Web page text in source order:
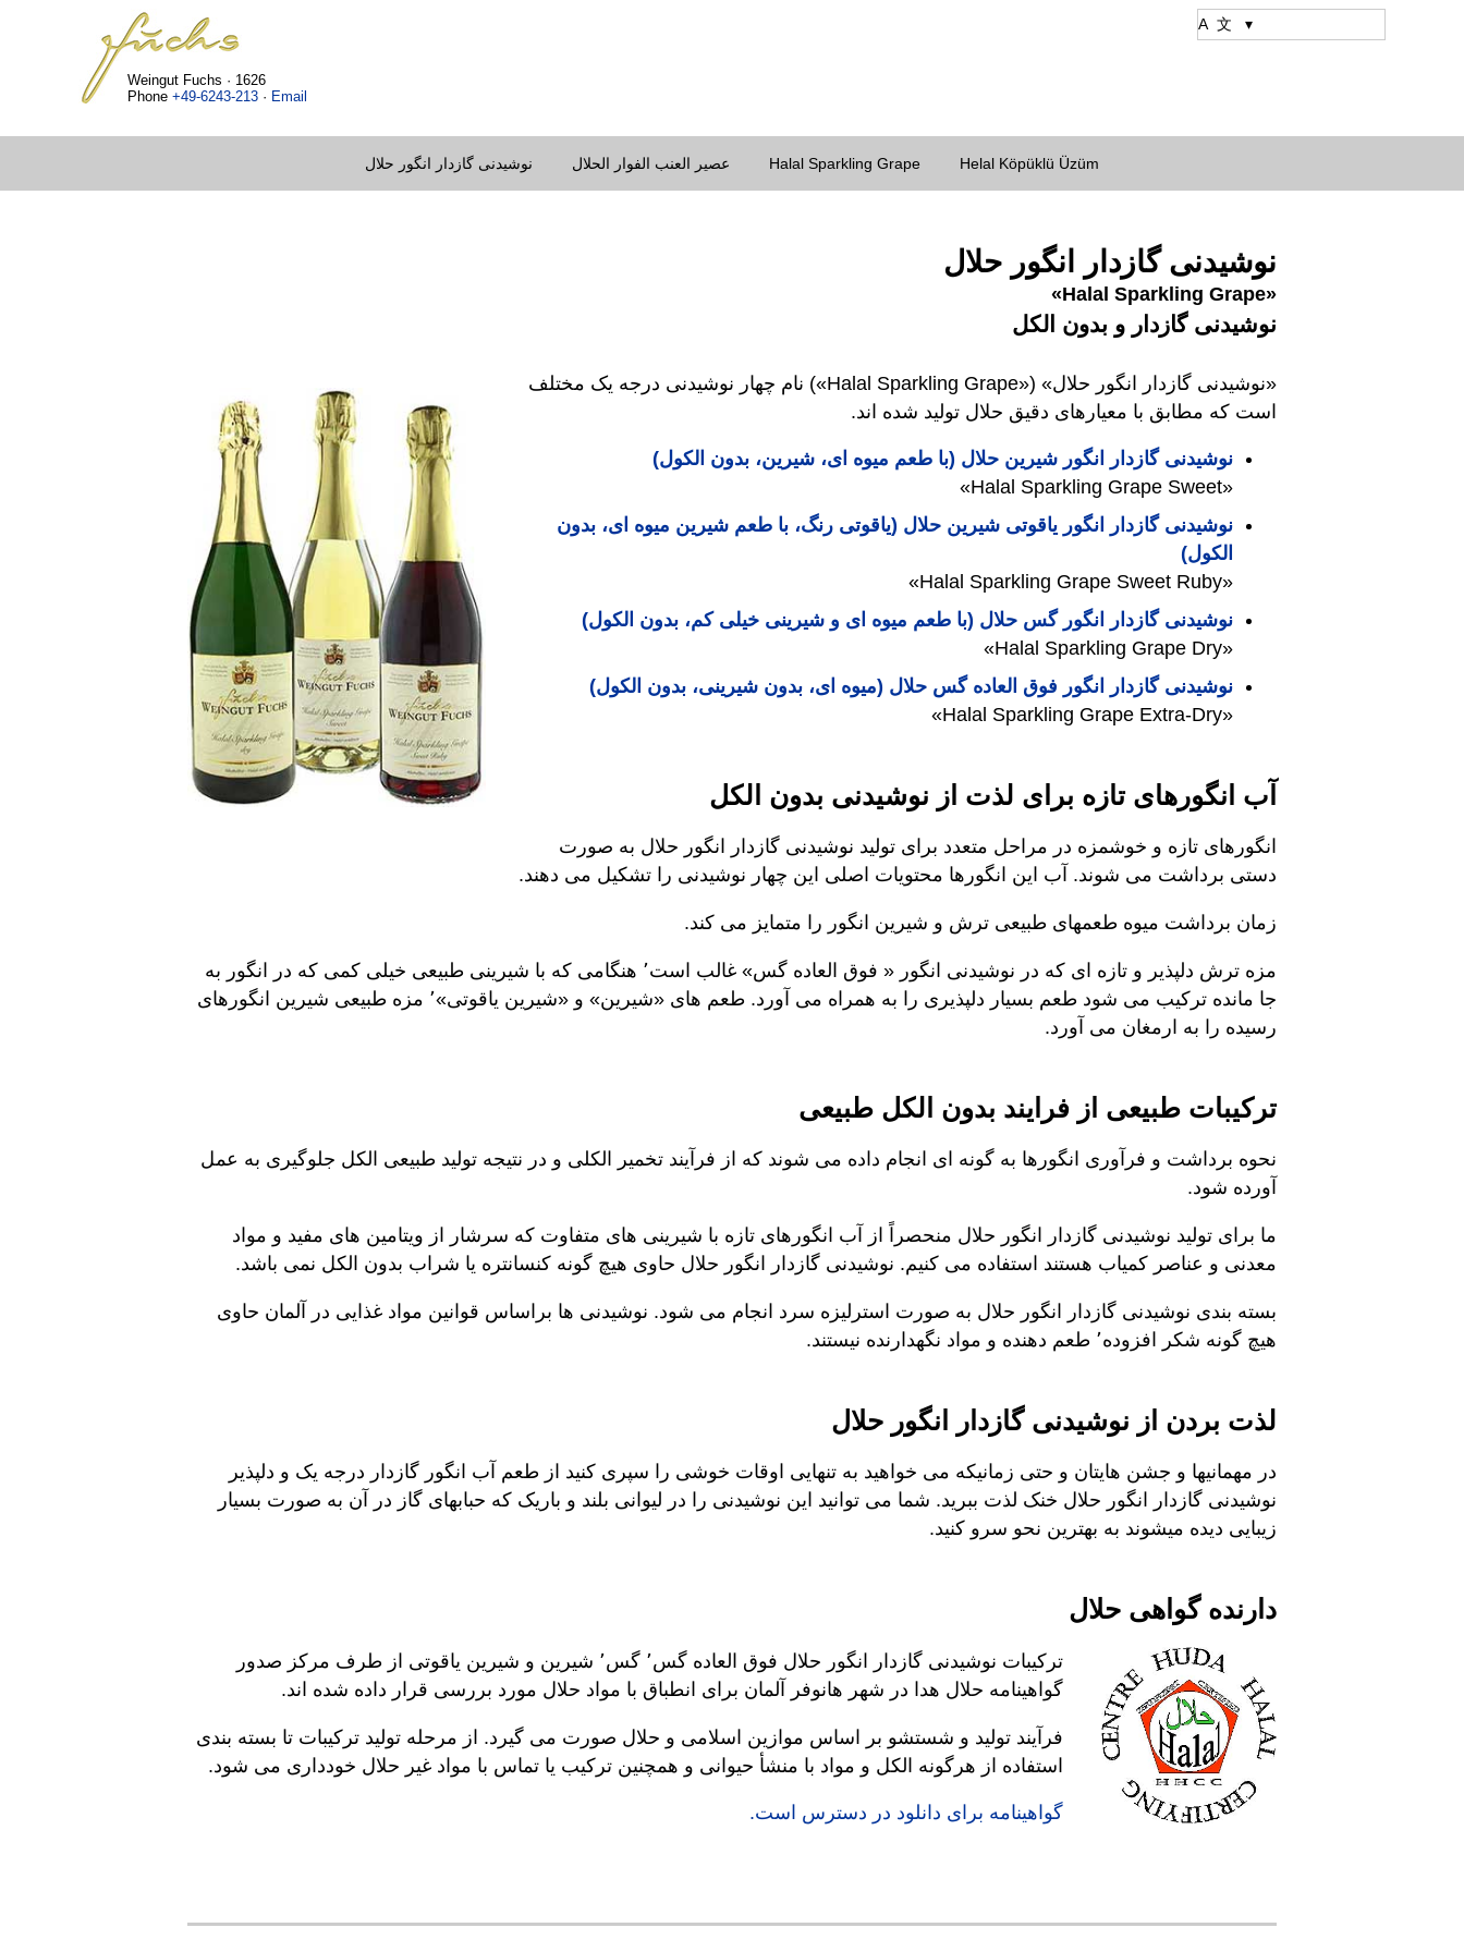
Weingut Fuchs · 1626
Phone +49-6243-213· Email
نوشیدنی گازدار انگور حلال عصير العنب الفوار الحلال Halal Sparkling Grape Helal Köpüklü Üzüm
نوشیدنی گازدار انگور حلال
«Halal Sparkling Grape»
نوشیدنی گازدار و بدون الکل
«نوشیدنی گازدار انگور حلال» («Halal Sparkling Grape») نام چهار نوشیدنی درجه یک مختلف
است که مطابق با معیارهای دقیق حلال تولید شده اند.‎
نوشیدنی گازدار انگور شیرین حلال (با طعم میوه ای، شیرین، بدون الكول)‎
«Halal Sparkling Grape Sweet»
‎نوشیدنی گازدار انگور یاقوتی شیرین حلال (یاقوتی رنگ، با طعم شیرین میوه ای، بدون
الكول)‎‎
«Halal Sparkling Grape Sweet Ruby»
نوشیدنی گازدار انگور گس حلال (با طعم میوه ای و شیرینی خیلی کم، بدون الكول)‎‎‎
«Halal Sparkling Grape Dry»
نوشیدنی گازدار انگور فوق العاده گس حلال (میوه ای، بدون شیرینی، بدون الكول)‎
«Halal Sparkling Grape Extra-Dry»
آب انگورهای تازه برای لذت از نوشیدنی بدون الکل
‎انگورهای تازه و خوشمزه در مراحل متعدد برای تولید نوشیدنی گازدار انگور حلال به صورت
دستی برداشت می شوند. آب این انگورها محتویات اصلی این چهار نوشیدنی را تشکیل می دهند.‎
زمان برداشت میوه طعمهای طبیعی ترش و شیرین انگور را متمایز می کند.
‎مزه ترش دلپذیر و تازه ای که در نوشیدنی انگور « فوق العاده گس» غالب است٬ هنگامی که با شیرینی طبیعی خیلی کمی که در انگور به
جا مانده ترکیب می شود طعم بسیار دلپذیری را به همراه می آورد. طعم های «شیرین» و «شیرین یاقوتی»٬ مزه طبیعی شیرین انگورهای
رسیده را به ارمغان می آورد.‎
ترکیبات طبیعی از فرایند بدون الکل طبیعی
نحوه برداشت و فرآوری انگورها به گونه ای انجام داده می شوند که از فرآیند تخمیر الکلی و در نتیجه تولید طبیعی الکل جلوگیری به عمل
آورده شود.
‎ما برای تولید نوشیدنی گازدار انگور حلال منحصراً از آب انگورهای تازه با شیرینی های متفاوت که سرشار از ویتامین های مفید و مواد
معدنی و عناصر کمیاب هستند استفاده می کنیم. نوشیدنی گازدار انگور حلال حاوی هیچ گونه کنسانتره یا شراب بدون الکل نمی باشد.‎
‎بسته بندی نوشیدنی گازدار انگور حلال به صورت استرلیزه سرد انجام می شود. نوشیدنی ها براساس قوانین مواد غذایی در آلمان حاوی
هیچ گونه شکر افزوده٬ طعم دهنده و مواد نگهدارنده نیستند.‎
‎در مهمانیها و جشن هایتان و حتی زمانیکه می خواهید به تنهایی اوقات خوشی را سپری کنید از طعم آب انگور گازدار درجه یک و دلپذیر
نوشیدنی گازدار انگور حلال خنک لذت ببرید. شما می توانید این نوشیدنی را در لیوانی بلند و باریک که حبابهای گاز در آن به صورت بسیار
زیبایی دیده میشوند به بهترین نحو سرو کنید.‎
دارنده گواهی حلال
‎ترکیبات نوشیدنی گازدار انگور حلال فوق العاده گس٬ گس٬ شیرین و شیرین یاقوتی از طرف مرکز صدور
گواهینامه حلال هدا در شهر هانوفر آلمان برای انطباق با مواد حلال مورد بررسی قرار داده شده اند.‎
فرآیند تولید و شستشو بر اساس موازین اسلامی و حلال صورت می گیرد. از مرحله تولید ترکیبات تا بسته بندی
استفاده از هرگونه الکل و مواد با منشأ حیوانی و همچنین ترکیب یا تماس با مواد غیر حلال خودداری می شود.
گواهینامه برای دانلود در دسترس است.